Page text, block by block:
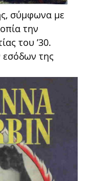
σύμφωνα με
την
του ’30.
εσόδων της